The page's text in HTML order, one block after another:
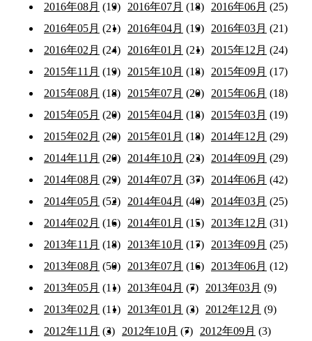
2016年08月 (19) 2016年07月 (18) 2016年06月 (25)
2016年05月 (21) 2016年04月 (19) 2016年03月 (21)
2016年02月 (24) 2016年01月 (21) 2015年12月 (24)
2015年11月 (19) 2015年10月 (18) 2015年09月 (17)
2015年08月 (18) 2015年07月 (20) 2015年06月 (18)
2015年05月 (20) 2015年04月 (18) 2015年03月 (19)
2015年02月 (20) 2015年01月 (18) 2014年12月 (29)
2014年11月 (20) 2014年10月 (23) 2014年09月 (29)
2014年08月 (29) 2014年07月 (37) 2014年06月 (42)
2014年05月 (52) 2014年04月 (40) 2014年03月 (25)
2014年02月 (16) 2014年01月 (15) 2013年12月 (31)
2013年11月 (18) 2013年10月 (17) 2013年09月 (25)
2013年08月 (50) 2013年07月 (16) 2013年06月 (12)
2013年05月 (11) 2013年04月 (7) 2013年03月 (9)
2013年02月 (11) 2013年01月 (3) 2012年12月 (9)
2012年11月 (3) 2012年10月 (7) 2012年09月 (3)